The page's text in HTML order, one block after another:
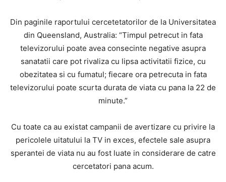
Din paginile raportului cercetetatorilor de la Universitatea
din Queensland, Australia: “Timpul petrecut in fata
televizorului poate avea consecinte negative asupra
sanatatii care pot rivaliza cu lipsa activitatii fizice, cu
obezitatea si cu fumatul; fiecare ora petrecuta in fata
televizorului poate scurta durata de viata cu pana la 22 de
minute.”
Cu toate ca au existat campanii de avertizare cu privire la
pericolele uitatului la TV in exces, efectele sale asupra
sperantei de viata nu au fost luate in considerare de catre
cercetatori pana acum.